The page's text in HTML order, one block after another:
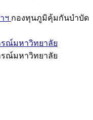
ฯ กองทุนภูมิคุ้มกันบำบัด
รณ์มหาวิทยาลัย
รณ์มหาวิทยาลัย